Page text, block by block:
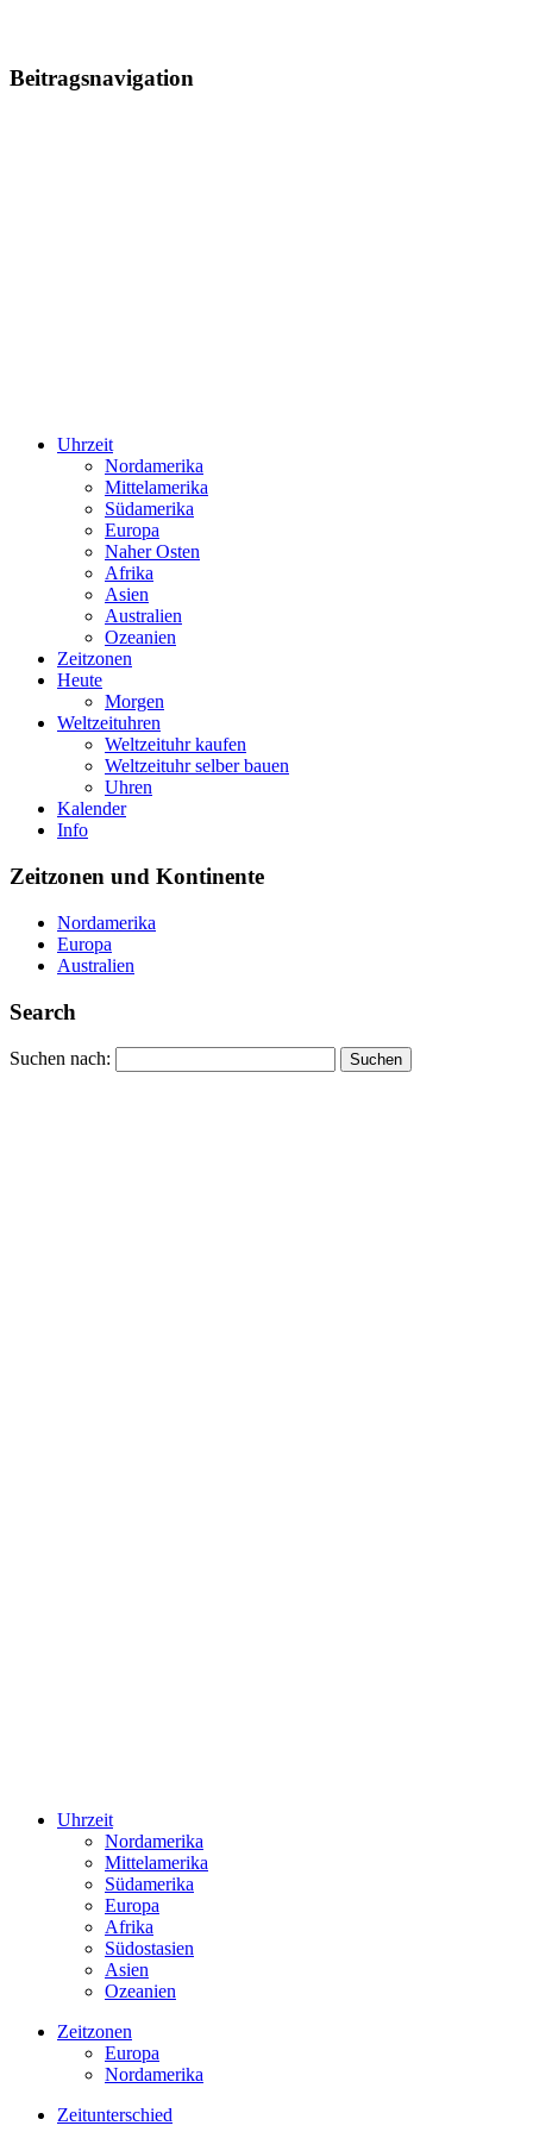
Beitragsnavigation
Uhrzeit
Nordamerika
Mittelamerika
Südamerika
Europa
Naher Osten
Afrika
Asien
Australien
Ozeanien
Zeitzonen
Heute
Morgen
Weltzeituhren
Weltzeituhr kaufen
Weltzeituhr selber bauen
Uhren
Kalender
Info
Zeitzonen und Kontinente
Nordamerika
Europa
Australien
Search
Suchen nach:
Uhrzeit
Nordamerika
Mittelamerika
Südamerika
Europa
Afrika
Südostasien
Asien
Ozeanien
Zeitzonen
Europa
Nordamerika
Zeitunterschied